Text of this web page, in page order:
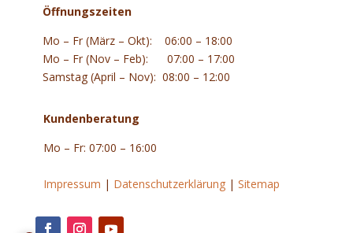
Öffnungszeiten
Mo – Fr (März – Okt): 06:00 – 18:00
Mo – Fr (Nov – Feb): 07:00 – 17:00
Samstag (April – Nov): 08:00 – 12:00
Kundenberatung
Mo – Fr: 07:00 – 16:00
Impressum | Datenschutzerklärung| Sitemap